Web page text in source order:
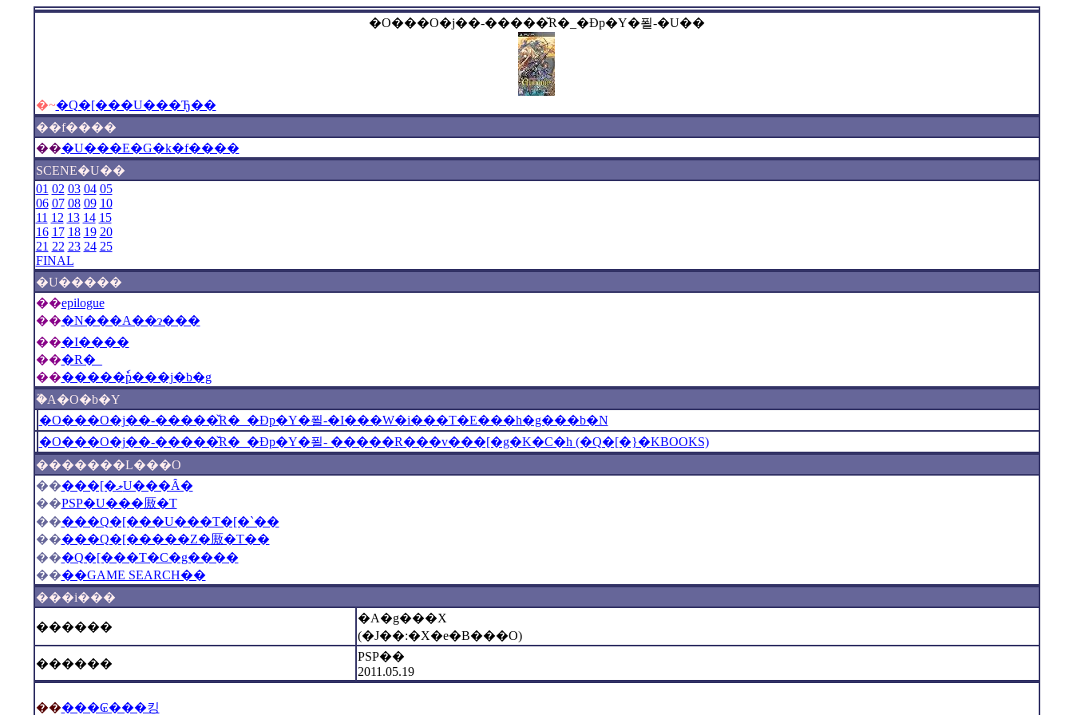
�O���O�j��-�����̌R�_�Ɖp�Y�푈-�U��
�~�Q�[���U���Ђ��
��f����
���U���E�G�k�f����
SCENE�U��
01 02 03 04 05
06 07 08 09 10
11 12 13 14 15
16 17 18 19 20
21 22 23 24 25
FINAL
�U�����
��epilogue
���N���A��ɂ���
���I����
���R�_
�������ٗp���j�b�g
�֘A�O�b�Y
�O���O�j��-�����̌R�_�Ɖp�Y�푈-�I���W�i���T�E���h�g���b�N
�O���O�j��-�����̌R�_�Ɖp�Y�푈- �����R���v���[�g�K�C�h (�Q�[�}�KBOOKS)
�������L���O
��
���[�ލU���Ȃ�
��PSP�U���厫�T
�����Q�[���U���T�[�`��
�����Q�[�����Z�厫�T��
���Q�[���T�C�g����
����GAME SEARCH��
���i���
������
�A�g���X
(�J��:�X�e�B���O)
������
PSP��
2011.05.19
�����₢���킹